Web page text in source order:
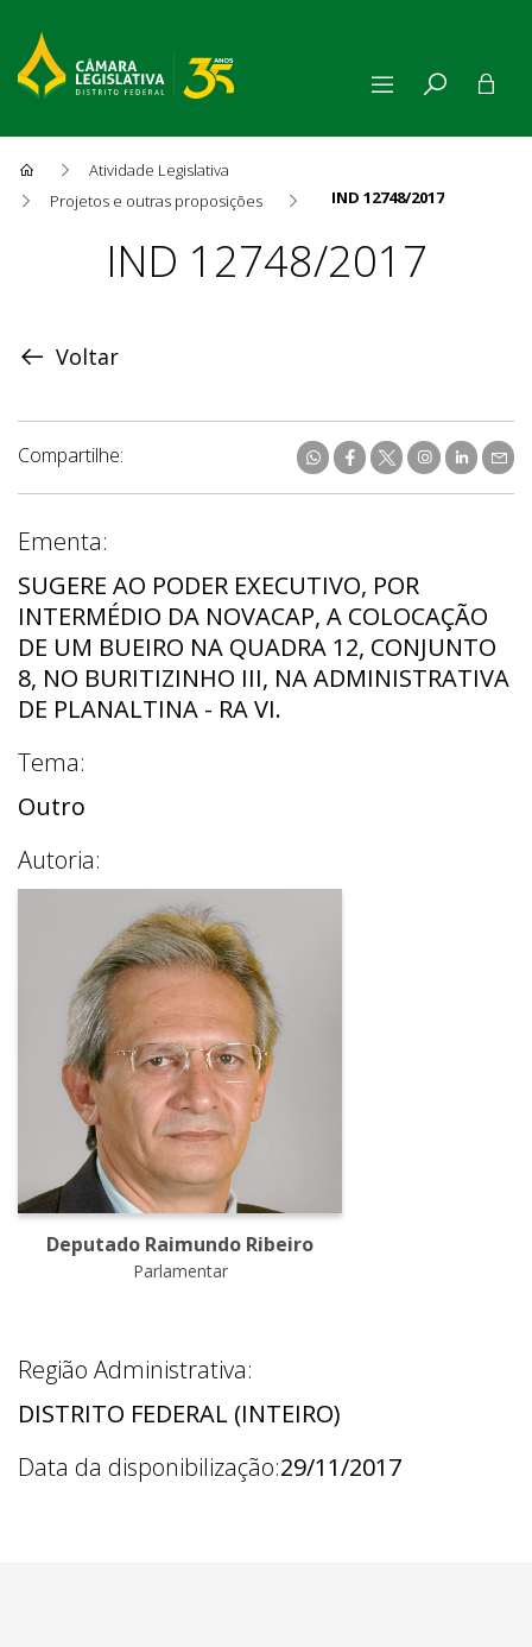
Atividade Legislativa
Projetos e outras proposições
IND 12748/2017
ProposiçãoIND 12748/2017
Voltar
Compartilhe:
Ementa:
SUGERE AO PODER EXECUTIVO, POR
INTERMÉDIO DA NOVACAP, A COLOCAÇÃO
DE UM BUEIRO NA QUADRA 12, CONJUNTO
8, NO BURITIZINHO III, NA ADMINISTRATIVA
DE PLANALTINA - RA VI.
Tema:
Outro
Autoria:
Deputado Raimundo Ribeiro
Parlamentar
Região Administrativa:
DISTRITO FEDERAL (INTEIRO)
Data da disponibilização:29/11/2017